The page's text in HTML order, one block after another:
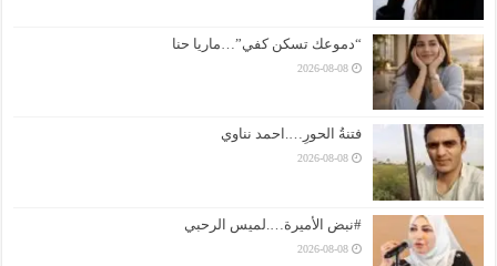
“دموعك تسكن كفي”…ماريا حنا
2026-08-08
فتنةُ الحورِ….احمد نناوي
2026-08-08
#نبض الأميرة….لميس الرحبي
2026-08-08